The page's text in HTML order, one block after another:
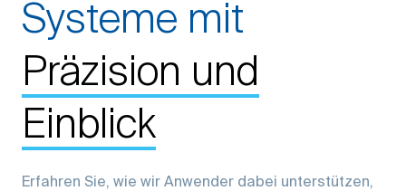
Systeme mit
Präzision und
Einblick
Erfahren Sie, wie wir Anwender dabei unterstützen,